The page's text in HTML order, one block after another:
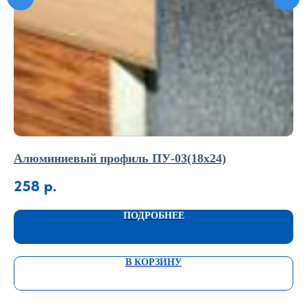
Алюминиевый профиль ПУ-03(18х24)
258 р.
ПОДРОБНЕЕ
В КОРЗИНУ